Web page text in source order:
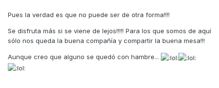
Pues la verdad es que no puede ser de otra forma!!!!
Se disfruta más si se viene de lejos!!!!! Para los que somos de aquí
sólo nos queda la buena compañía y compartir la buena mesa!!!
Aunque creo que alguno se quedó con hambre...